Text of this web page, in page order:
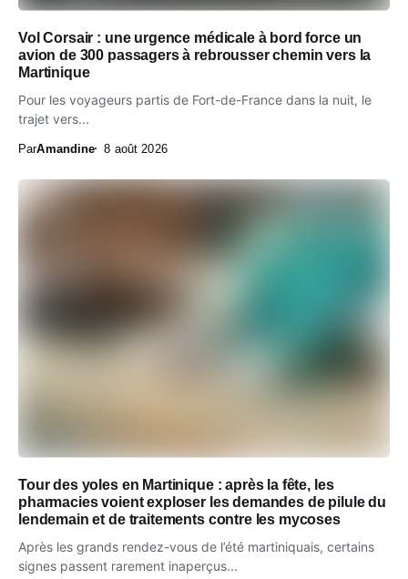
Vol Corsair : une urgence médicale à bord force un
avion de 300 passagers à rebrousser chemin vers la
Martinique
Pour les voyageurs partis de Fort-de-France dans la nuit, le
trajet vers...
ParAmandine 8 août 2026
Tour des yoles en Martinique : après la fête, les
pharmacies voient exploser les demandes de pilule du
lendemain et de traitements contre les mycoses
Après les grands rendez-vous de l’été martiniquais, certains
signes passent rarement inaperçus...